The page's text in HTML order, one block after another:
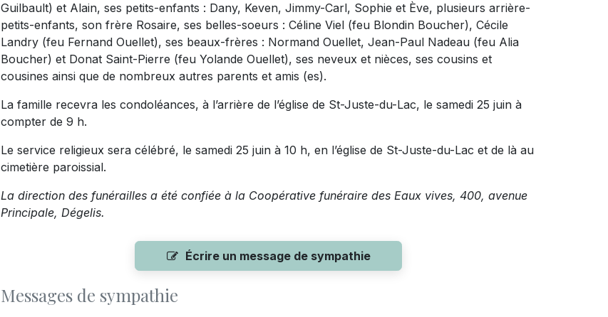
Guilbault) et Alain, ses petits-enfants : Dany, Keven, Jimmy-Carl, Sophie et Ève, plusieurs arrière-
petits-enfants, son frère Rosaire, ses belles-soeurs : Céline Viel (feu Blondin Boucher), Cécile
Landry (feu Fernand Ouellet), ses beaux-frères : Normand Ouellet, Jean-Paul Nadeau (feu Alia
Boucher) et Donat Saint-Pierre (feu Yolande Ouellet), ses neveux et nièces, ses cousins et
cousines ainsi que de nombreux autres parents et amis (es).
La famille recevra les condoléances, à l’arrière de l’église de St-Juste-du-Lac, le samedi 25 juin à
compter de 9 h.
Le service religieux sera célébré, le samedi 25 juin à 10 h, en l’église de St-Juste-du-Lac et de là au
cimetière paroissial.
La direction des funérailles a été confiée à la Coopérative funéraire des Eaux vives, 400, avenue
Principale, Dégelis.
Écrire un message de sympathie
Messages de sympathie